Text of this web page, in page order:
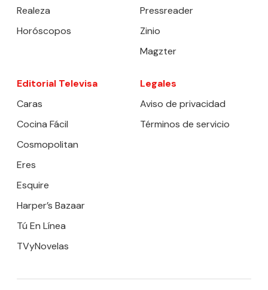
Realeza
Horóscopos
Pressreader
Zinio
Magzter
Editorial Televisa
Caras
Cocina Fácil
Cosmopolitan
Eres
Esquire
Harper’s Bazaar
Tú En Línea
TVyNovelas
Legales
Aviso de privacidad
Términos de servicio